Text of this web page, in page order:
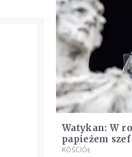
Watykan: W
papieżem
Palestyńskiej
KOŚCIÓŁ